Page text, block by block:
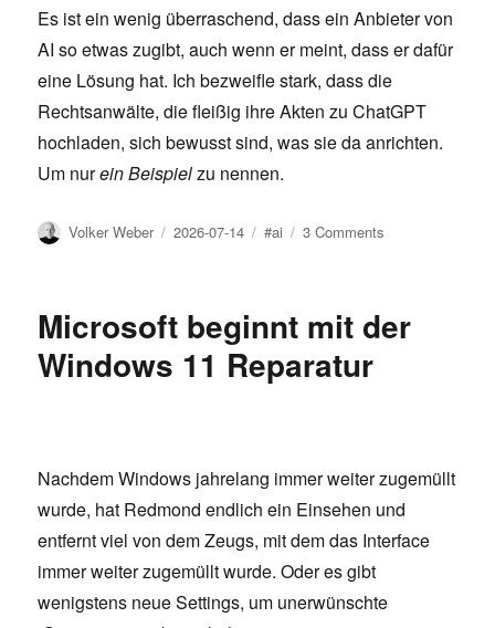
Es ist ein wenig überraschend, dass ein Anbieter von
AI so etwas zugibt, auch wenn er meint, dass er dafür
eine Lösung hat. Ich bezweifle stark, dass die
Rechtsanwälte, die fleißig ihre Akten zu ChatGPT
hochladen, sich bewusst sind, was sie da anrichten.
Um nurein Beispielzu nennen.
Author
Volker Weber
Posted
2026-07-14 Tags
#ai 3 Comments
Paradox
Microsoft beginnt mit der
Windows 11 Reparatur
Nachdem Windows jahrelang immer weiter zugemüllt
wurde, hat Redmond endlich ein Einsehen und
entfernt viel von dem Zeugs, mit dem das Interface
immer weiter zugemüllt wurde. Oder es gibt
wenigstens neue Settings, um unerwünschte